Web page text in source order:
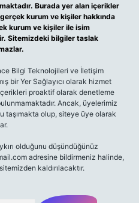
Burada yer alan içerikler
kurum ve kişiler hakkında
kurum ve kişiler ile isim
Sitemizdeki bilgiler taslak
Bilgi Teknolojileri ve İletişim
bir Yer Sağlayıcı olarak hizmet
proaktif olarak denetleme
Ancak, üyelerimiz
taşımakta olup, siteye üye olarak
olduğunu düşündüğünüz
adresine bildirmeniz halinde,
kaldırılacaktır.